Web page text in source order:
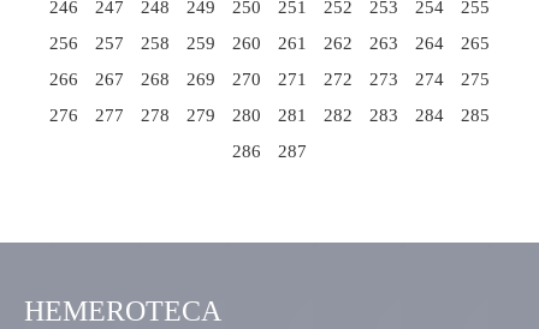
246
247 248 249 250 251 252 253 254
255
256
257 258 259 260 261 262 263 264
265
266
267 268 269 270 271 272 273 274
275
276
277 278 279 280 281 282 283 284
285
286
287
HEMEROTECA